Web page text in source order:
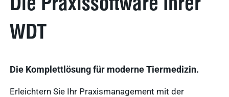
Die Praxissoftware Ihrer
WDT
Die Komplettlösung für moderne Tiermedizin.
Erleichtern Sie Ihr Praxismanagement mit der